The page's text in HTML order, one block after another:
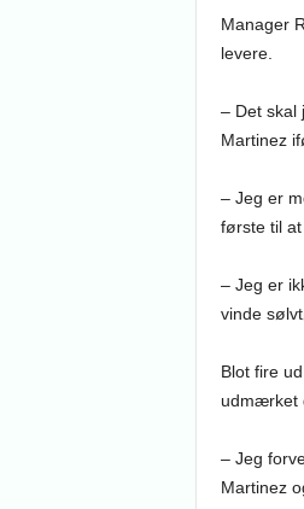
Manager
levere.
– Det skal
Martinez
– Jeg er
første til
– Jeg er
vinde
Blot fire
udmærket
– Jeg
Martinez